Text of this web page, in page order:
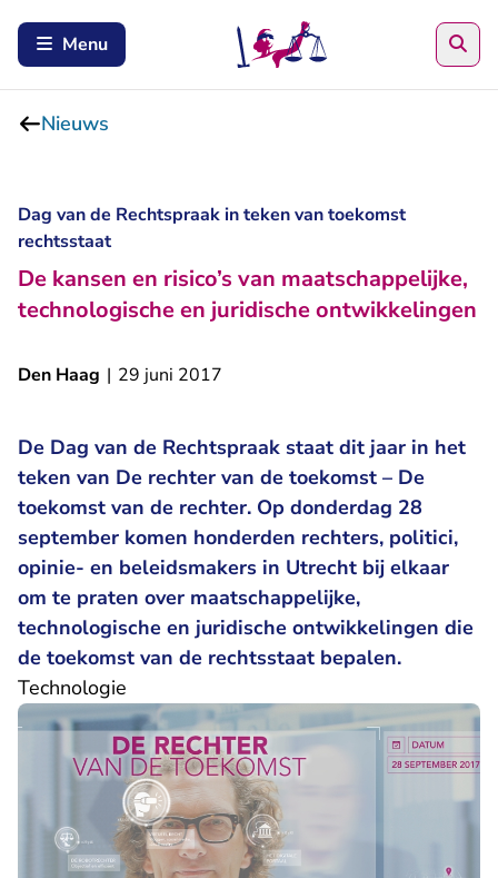
Menu
Nieuws
Dag van de Rechtspraak in teken van toekomst
rechtsstaat
De kansen en risico’s van maatschappelijke,
technologische en juridische ontwikkelingen
Den Haag | 29 juni 2017
De Dag van de Rechtspraak staat dit jaar in het
teken van De rechter van de toekomst – De
toekomst van de rechter. Op donderdag 28
september komen honderden rechters, politici,
opinie- en beleidsmakers in Utrecht bij elkaar
om te praten over maatschappelijke,
technologische en juridische ontwikkelingen die
de toekomst van de rechtsstaat bepalen.
Technologie